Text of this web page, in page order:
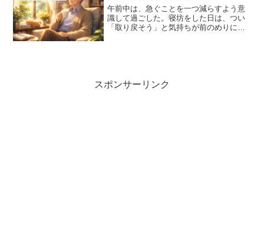
午前中は、急ぐことを一つ減らすよう意
識して過ごした。寝坊をした日は、つい
「取り戻そう」と気持ちが前のめりにな
スポンサーリンク